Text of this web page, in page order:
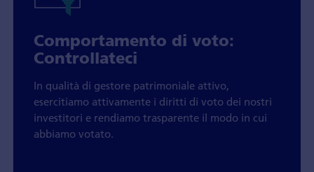
Comportamento di voto:
Controllateci
In qualità di gestore patrimoniale attivo,
esercitiamo attivamente i diritti di voto dei nostri
investitori e rendiamo trasparente il modo in cui
abbiamo votato.